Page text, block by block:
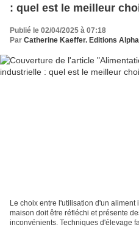
: quel est le meilleur
Publié le 02/04/2025 à 07:18
Par Catherine Kaeffer. Editions
Le choix entre l'utilisation d'un
maison doit être réfléchi et présente
inconvénients. Techniques d'élevage